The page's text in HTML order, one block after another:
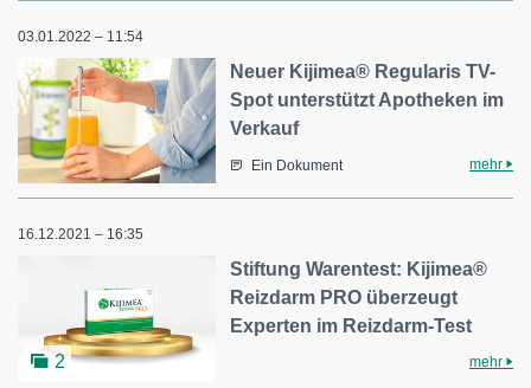
03.01.2022 – 11:54
Neuer Kijimea® Regularis TV-
Spot unterstützt Apotheken im
Verkauf
Ein Dokument mehr
16.12.2021 – 16:35
2
Stiftung Warentest: Kijimea®
Reizdarm PRO überzeugt
Experten im Reizdarm-Test
mehr